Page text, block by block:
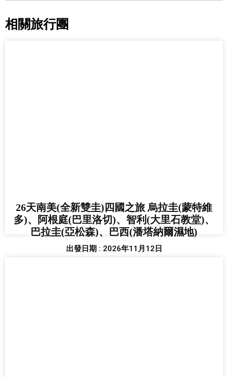
相關旅行團
26天南美(全新雙圭)四國之旅 烏拉圭(蒙特維
多)、阿根庭(巴里洛切)、智利(大里石教堂)、
巴拉圭(亞松森)、巴西(潘塔納爾濕地)
出發日期 : 2026年11月12日